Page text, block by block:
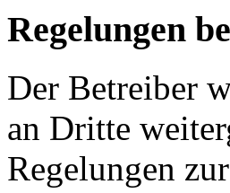
Regelungen
Der Betreiber
an Dritte
Regelungen